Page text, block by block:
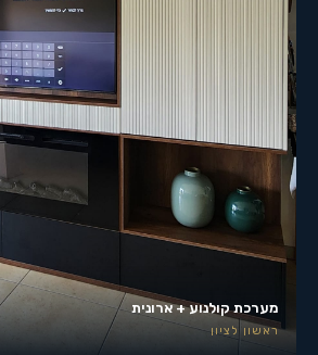
מערכת קולנוע + ארונית
ראשון לציון